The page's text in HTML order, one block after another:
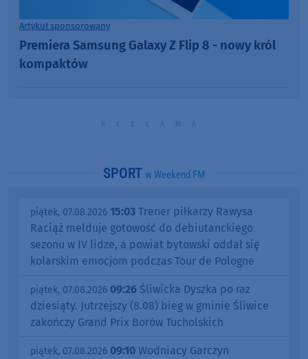
Artykuł sponsorowany
Premiera Samsung Galaxy Z Flip 8 - nowy król
kompaktów
SPORT w Weekend FM
piątek, 07.08.2026 15:03 Trener piłkarzy Rawysa
Raciąż melduje gotowość do debiutanckiego
sezonu w IV lidze, a powiat bytowski oddał się
kolarskim emocjom podczas Tour de Pologne
piątek, 07.08.2026 09:26 Śliwicka Dyszka po raz
dziesiąty. Jutrzejszy (8.08) bieg w gminie Śliwice
zakończy Grand Prix Borów Tucholskich
piątek, 07.08.2026 09:10 Wodniacy Garczyn